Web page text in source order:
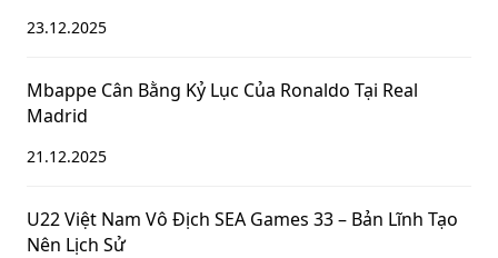
23.12.2025
Mbappe Cân Bằng Kỷ Lục Của Ronaldo Tại Real
Madrid
21.12.2025
U22 Việt Nam Vô Địch SEA Games 33 – Bản Lĩnh Tạo
Nên Lịch Sử